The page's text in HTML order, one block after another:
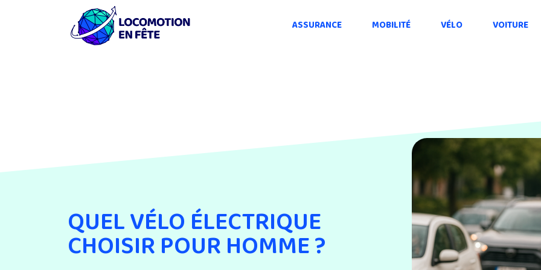
ASSURANCE MOBILITÉ VÉLO VOITURE
QUEL VÉLO ÉLECTRIQUE
CHOISIR POUR HOMME ?